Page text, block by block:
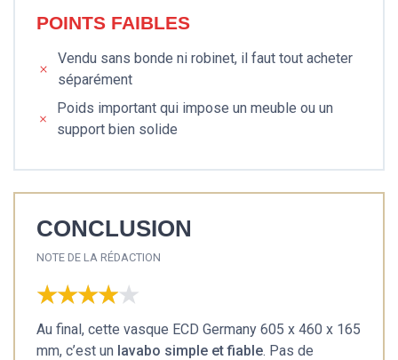
POINTS FAIBLES
Vendu sans bonde ni robinet, il faut tout acheter
séparément
Poids important qui impose un meuble ou un
support bien solide
CONCLUSION
NOTE DE LA RÉDACTION
★★★★★
★★★★★
Au final, cette vasque ECD Germany 605 x 460 x 165
mm, c’est un lavabo simple et fiable. Pas de